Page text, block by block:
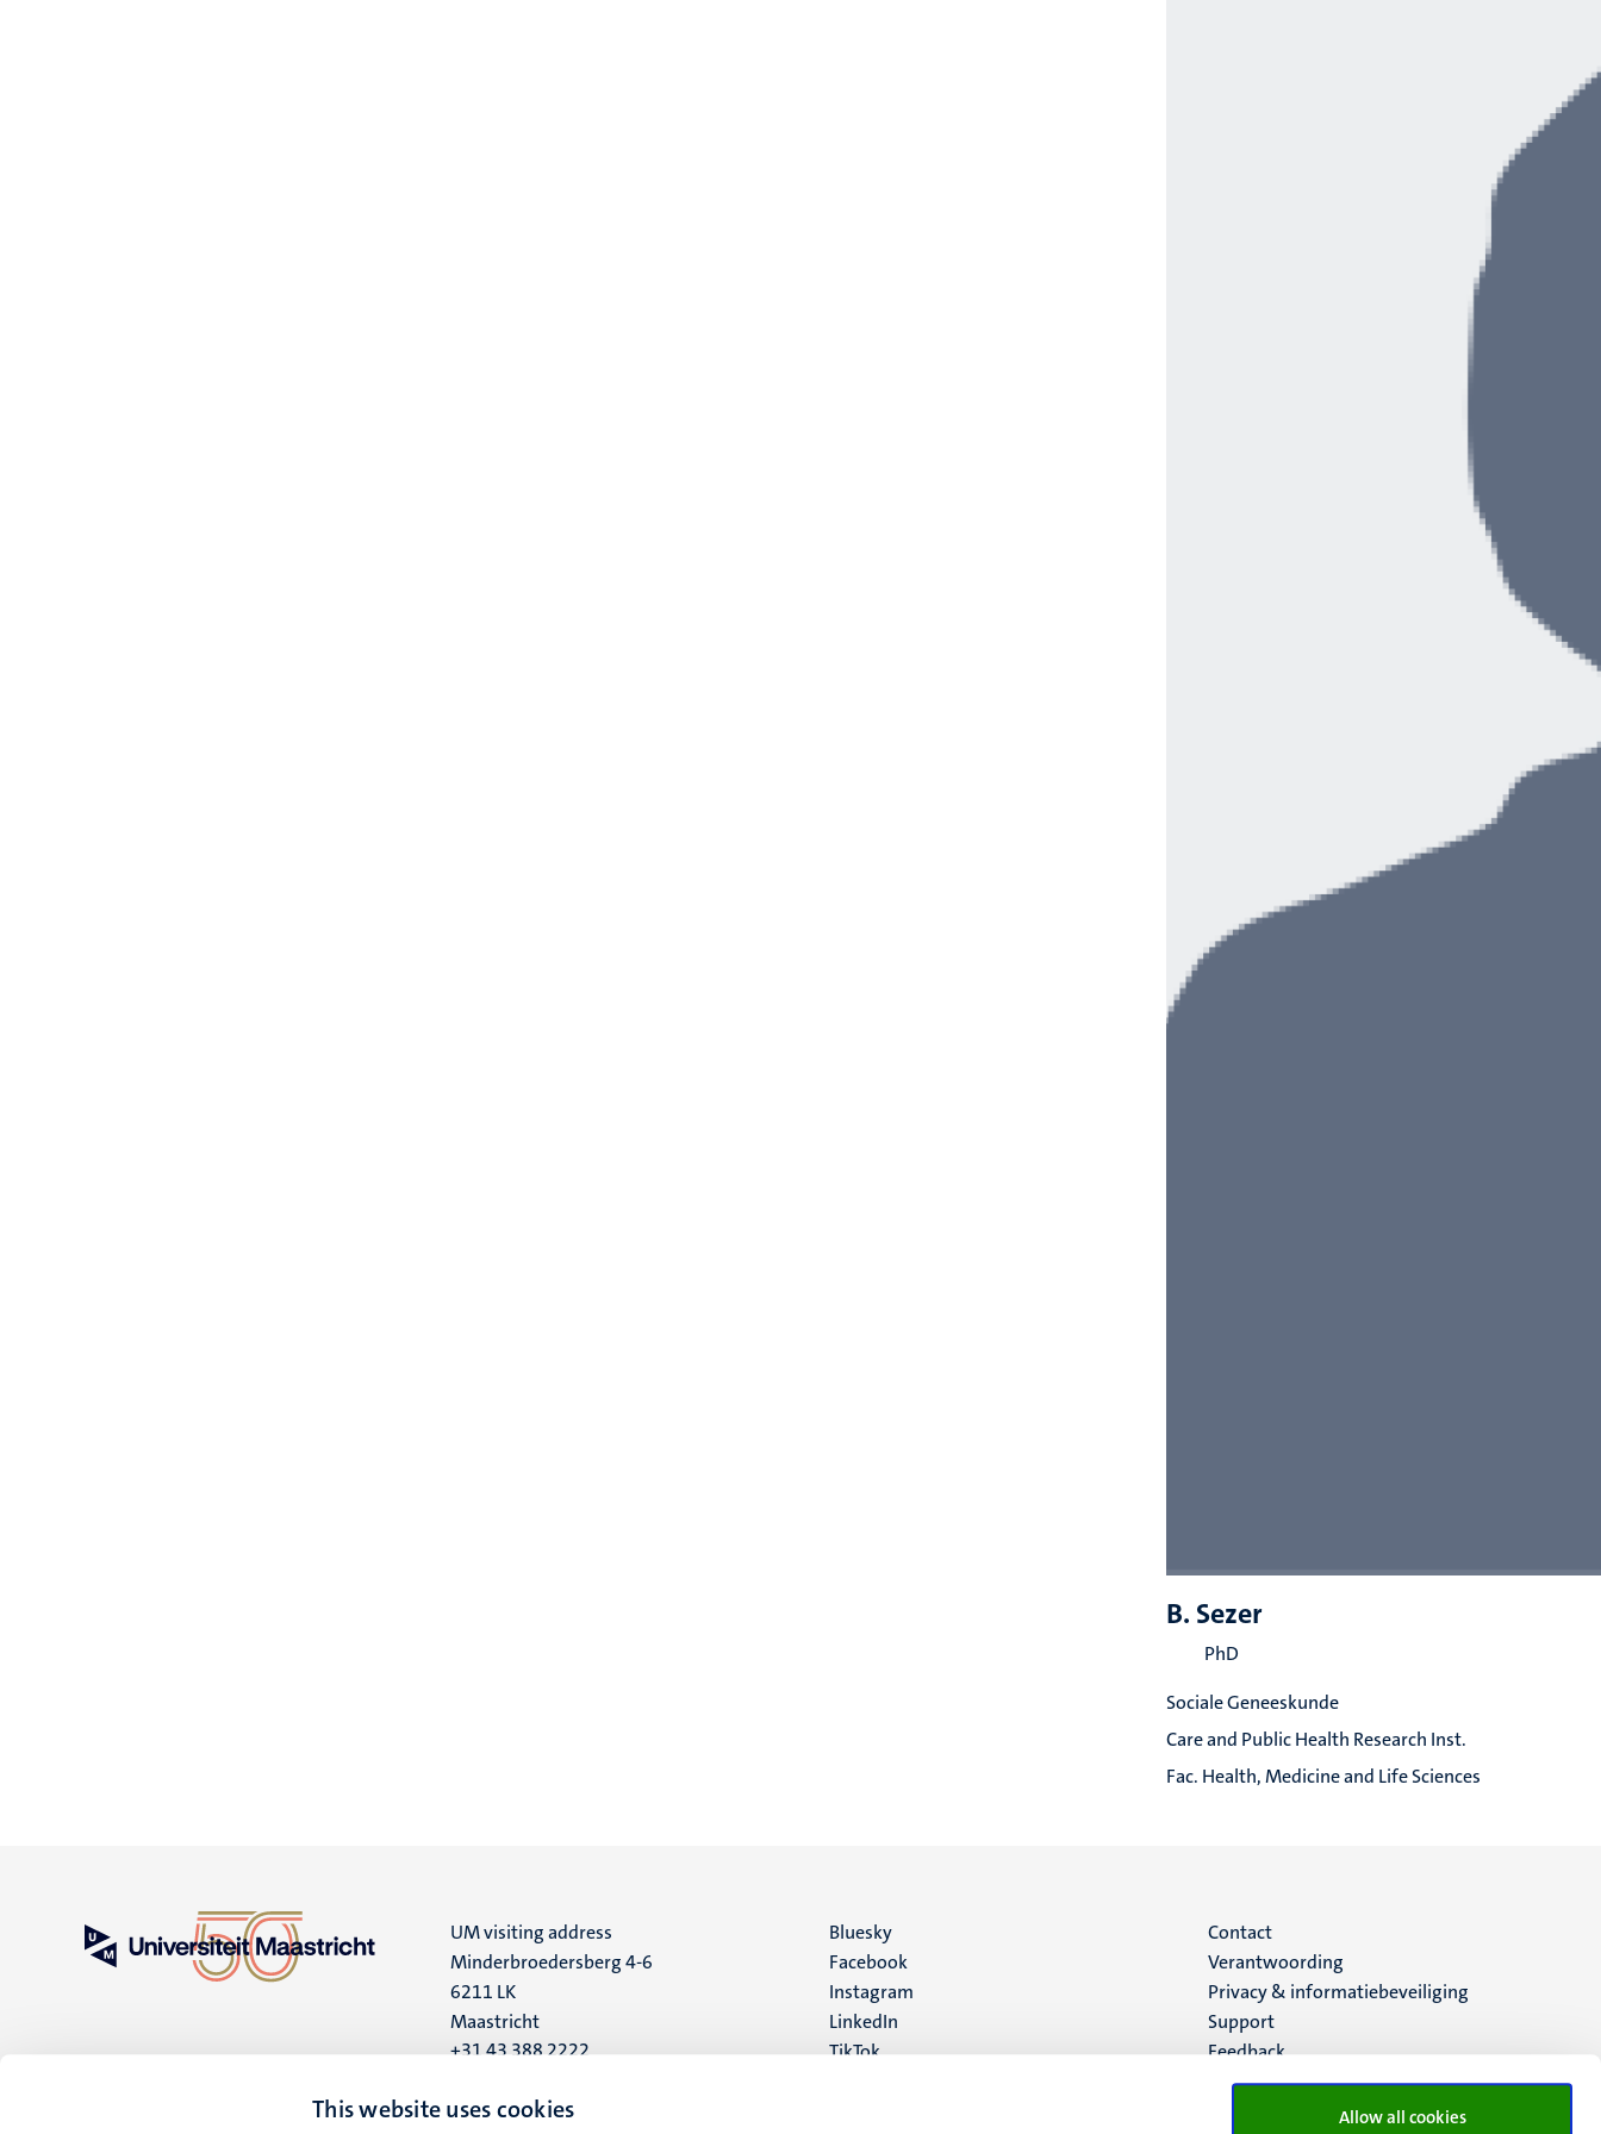
This website uses cookies Allow all cookies
B. Sezer
PhD
Sociale Geneeskunde
Care and Public Health Research Inst.
Fac. Health, Medicine and Life Sciences
UM visiting address
Minderbroedersberg 4-6
6211 LK
Maastricht
+31 43 388 2222
UM postal address
Social
media
Bluesky
Facebook
Instagram
LinkedIn
TikTok
Menu
footer
(NL)
Contact
Verantwoording
Privacy & informatiebeveiliging
Support
Feedback